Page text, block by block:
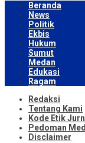
Beranda
News
Politik
Ekbis
Hukum
Sumut
Medan
Edukasi
Ragam
Redaksi
Tentang Kami
Kode Etik
Pedoman
Disclaimer